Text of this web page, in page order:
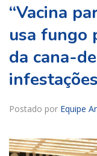
“Vacina
usa fungo
da cana-
infestações
Postado por Equipe